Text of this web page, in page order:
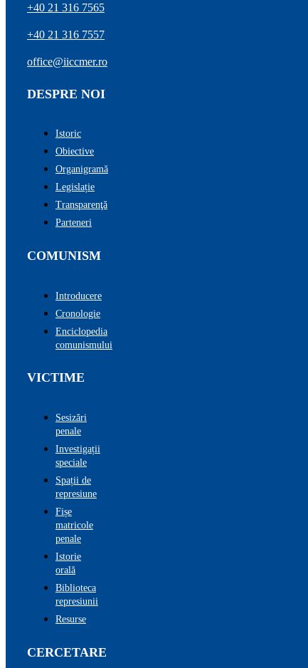
+40 21 316 7565
+40 21 316 7557
office@iiccmer.ro
DESPRE NOI
Istoric
Obiective
Organigramă
Legislație
Transparenţă
Parteneri
COMUNISM
Introducere
Cronologie
Enciclopedia
comunismului
VICTIME
Sesizări
penale
Investigații
speciale
Spații de
represiune
Fișe
matricole
penale
Istorie
orală
Biblioteca
represiunii
Resurse
CERCETARE